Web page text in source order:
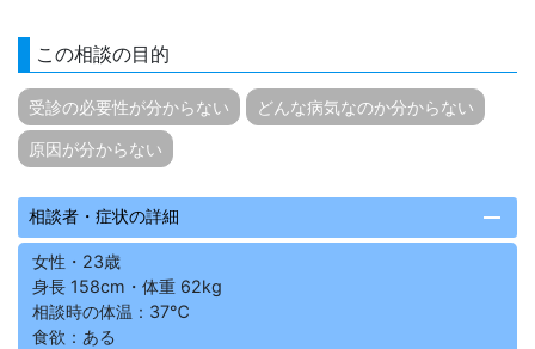
この相談の目的
受診の必要性が分からない どんな病気なのか分からない
原因が分からない
相談者・症状の詳細 remove
女性・23歳
身長 158cm・体重 62kg
相談時の体温：37℃
食欲：ある